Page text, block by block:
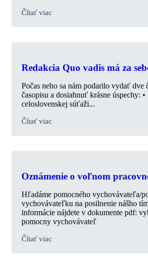
Čítať viac
Redakcia Quo vadis má za
Počas neho sa nám podarilo vydať dve
časopisu a dosiahnuť krásne úspechy:
celoslovenskej súťaži...
Čítať viac
Oznámenie o voľnom
Hľadáme pomocného vychovávateľa/
vychovávateľku na posilnenie nášho
informácie nájdete v dokumente pdf:
pomocny vychovávateľ
Čítať viac